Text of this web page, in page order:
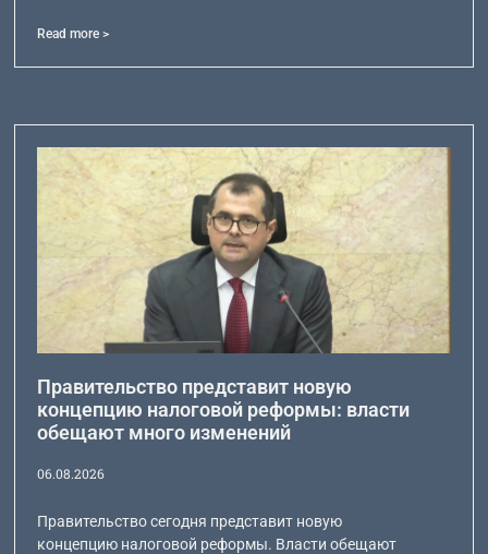
Read more >
Правительство представит новую
концепцию налоговой реформы: власти
обещают много изменений
06.08.2026
Правительство сегодня представит новую
концепцию налоговой реформы. Власти обещают